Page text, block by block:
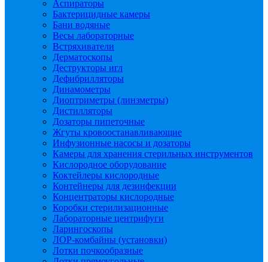
Аспираторы
Бактерицидные камеры
Бани водяные
Весы лабораторные
Встряхиватели
Дерматоскопы
Деструкторы игл
Дефибрилляторы
Динамометры
Диоптриметры (линзметры)
Дистилляторы
Дозаторы пипеточные
Жгуты кровоостанавливающие
Инфузионные насосы и дозаторы
Камеры для хранения стерильных инструментов
Кислородное оборудование
Коктейлеры кислородные
Контейнеры для дезинфекции
Концентраторы кислородные
Коробки стерилизационные
Лабораторные центрифуги
Ларингоскопы
ЛОР-комбайны (установки)
Лотки почкообразные